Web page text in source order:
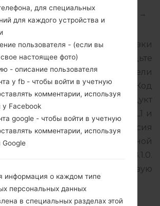
J7 2016 SamsungSM-J710MN
→
обновление прошивки
J7 2016, но не забудьте
ли номер модели
указанному SM-J710MN. Код
для ARGENTINA. Продукт
версией PDA J710MNUBS4CSL1 и
MODEM версия
Версия операционной
прошивки Android Oreo 8.1.0.
как прошить стоковую
Samsung
для специальных
для каждого устройства и
пользователя - (если вы
свое настоящее фото)
- описание пользователя
у fb - чтобы войти в учетную
комментарии, используя
у Facebook
google - чтобы войти в учетную
комментарии, используя
Google
информация о каждом типе
персональных данных
в специальных разделах этой